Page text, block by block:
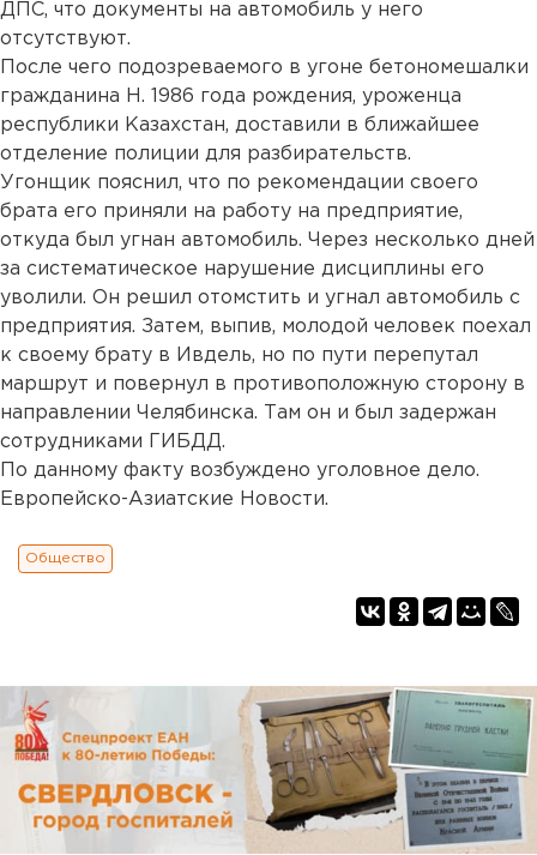
ДПС, что документы на автомобиль у него
отсутствуют.
После чего подозреваемого в угоне бетономешалки
гражданина Н. 1986 года рождения, уроженца
республики Казахстан, доставили в ближайшее
отделение полиции для разбирательств.
Угонщик пояснил, что по рекомендации своего
брата его приняли на работу на предприятие,
откуда был угнан автомобиль. Через несколько дней
за систематическое нарушение дисциплины его
уволили. Он решил отомстить и угнал автомобиль с
предприятия. Затем, выпив, молодой человек поехал
к своему брату в Ивдель, но по пути перепутал
маршрут и повернул в противоположную сторону в
направлении Челябинска. Там он и был задержан
сотрудниками ГИБДД.
По данному факту возбуждено уголовное дело.
Европейско-Азиатские Новости.
Общество